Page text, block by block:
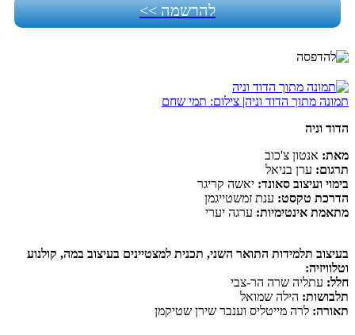
להרשמה >>
תמונה מתוך הדוד וניה| צילום: תמי שחם
הדוד וניה
מאת: אנטון צ'כוב
תרגום: ערן בניאל
בימוי ועיצוב סאונד: יאשה קריגר
הדרכת טקסט: ענת זמשטייגמן
מתאמת אינטימיות: ערגה יערי
בעיצוב תלמידות התואר השני, תכנית למצטיינים בעיצוב במה, קולנוע
וטלוויזיה:
חלל: עתליה שרה הר-צבי
תלבושות: הילה שמואל
תאורה: לרה מייטליס וענבר שירן שטיקמן